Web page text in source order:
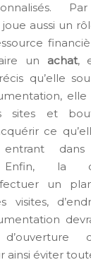
aussi un
un achat,
qu’elle
elle
sites et
ce
Enfin, la
un
visites,
ainsi éviter